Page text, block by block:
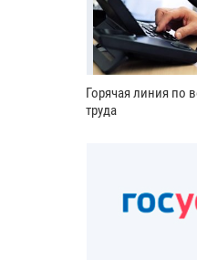
Горячая линия по
труда